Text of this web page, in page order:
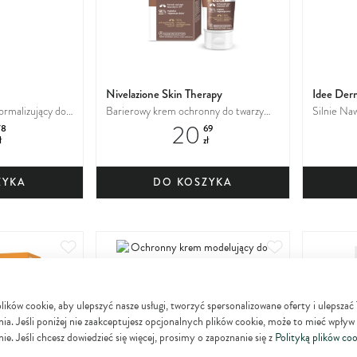
cookie, aby ulepszyć nasze usługi, tworzyć spersonalizowane oferty i ulepszać
Jeśli poniżej nie zaakceptujesz opcjonalnych plików cookie, może to mieć wpływ
Jeśli chcesz dowiedzieć się więcej, prosimy o zapoznanie się zPolityką plików
do
Nivelazione Skin Therapy
Barierowy krem ochronny do twarzy
20 69
zł
DO KOSZYKA
Idee
Silnie
skóry
ulubionych
ulubionych